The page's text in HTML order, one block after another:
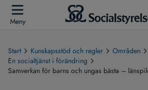
Meny
Start Kunskapsstöd och regler
Områden
En socialtjänst i förändring
Samverkan för barns och ungas bästa –